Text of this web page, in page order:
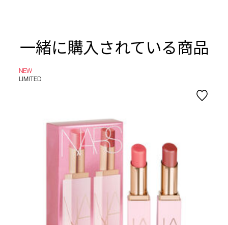
一緒に購入されている商品
NEW
LIMITED